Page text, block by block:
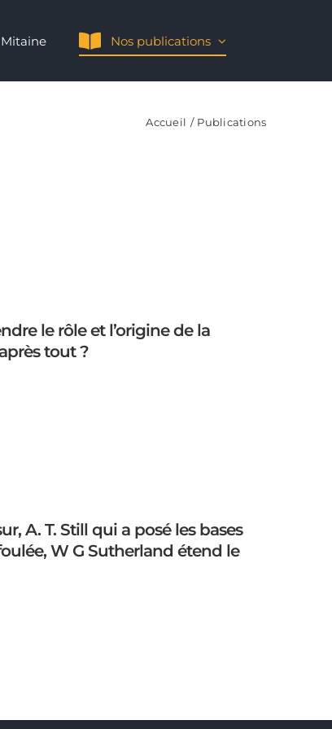
Nos publications
Accueil Publications
le rôle et l’origine de la
tout ?
A. T. Still qui a posé les bases
W G Sutherland étend le